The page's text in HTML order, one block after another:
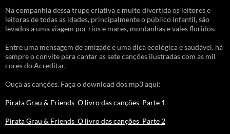
Na companhia dessa trupe criativa e muito divertida os leitores e
leitoras de todas as idades, principalmente o público infantil, são
levados a uma viagem por rios e mares, montanhas e vales floridos.
Entre uma mensagem de amizade e uma dica ecológica e saudável, há
sempre o convite para cantar as sete canções ilustradas com as mil
cores do Acreditar.
Ouça as canções. Faça o download dos mp3 aqui:
Pirata Grau & Friends_O livro das canções_Parte 1
Pirata Grau & Friends_O livro das canções_Parte 2